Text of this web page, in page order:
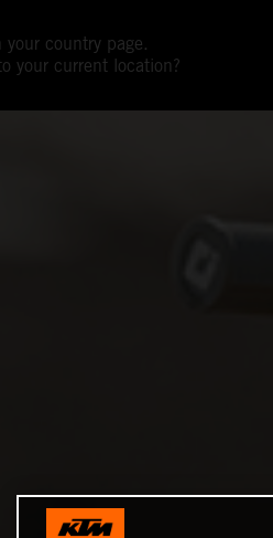
country page.
your current location?